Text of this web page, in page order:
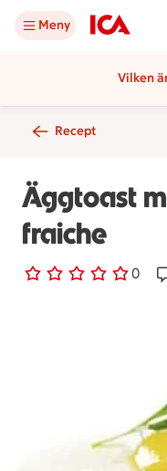
Meny
Vilken
Recept
Äggtoast
fraiche
0
0 personer har röstat